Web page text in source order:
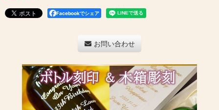
Facebookでシェア
お問い合わせ